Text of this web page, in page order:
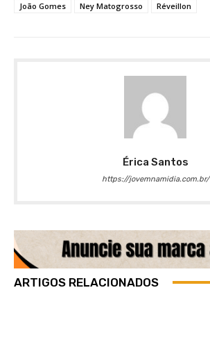
João Gomes
Ney Matogrosso Réveillon
Érica Santos
https://jovemnamidia.com.br/
ARTIGOS RELACIONADOS